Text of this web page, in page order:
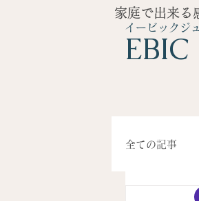
イービックジ
​EBIC
家庭で出来る
全ての記事